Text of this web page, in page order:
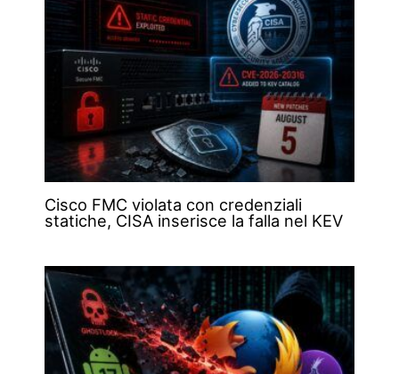
Cisco FMC violata con credenziali
statiche, CISA inserisce la falla nel KEV